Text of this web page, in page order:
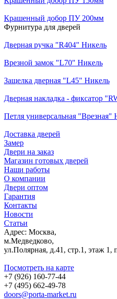
Крашенный добор ПУ 200мм
Фурнитура для дверей
Дверная ручка "R404" Никель
Врезной замок "L70" Никель
Защелка дверная "L45" Никель
Дверная накладка - фиксатор
Петля универсальная "Врезная"
Доставка дверей
Замер
Двери на заказ
Магазин готовых дверей
Наши работы
О компании
Двери оптом
Гарантия
Контакты
Новости
Статьи
Адрес: Москва,
м.Медведково,
ул.Полярная, д.41, стр.1, этаж
Посмотреть на карте
+7 (926) 160-77-44
+7 (495) 662-49-78
doors@porta-market.ru